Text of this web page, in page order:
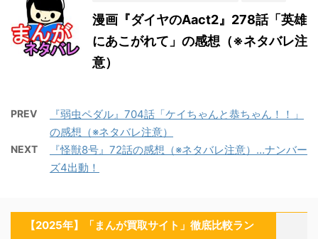
漫画『ダイヤのAact2』278話「英雄
にあこがれて」の感想（※ネタバレ注
意）
PREV
『弱虫ペダル』704話「ケイちゃんと恭ちゃん！！」
の感想（※ネタバレ注意）
NEXT
『怪獣8号』72話の感想（※ネタバレ注意）…ナンバー
ズ4出動！
【2025年】「まんが買取サイト」徹底比較ラン